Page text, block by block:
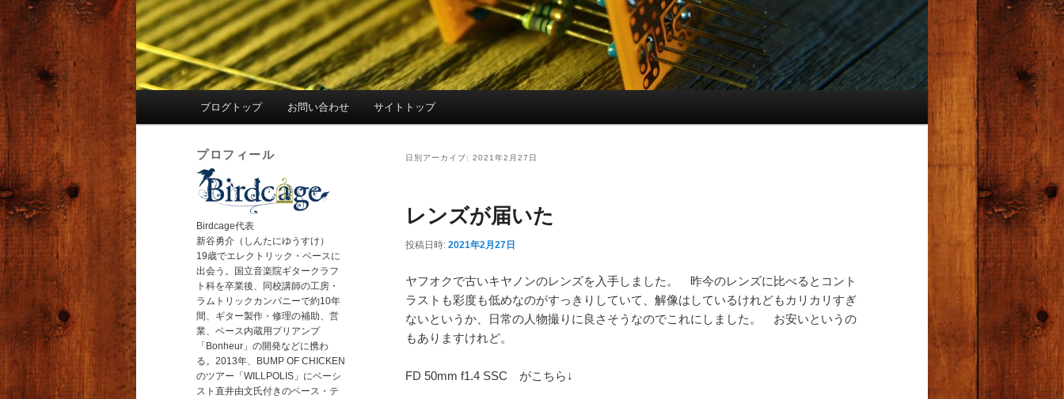
ブログトップ お問い合わせ サイトトップ
日別アーカイブ: 2021年2月27日
レンズが届いた
投稿日時: 2021年2月27日
ヤフオクで古いキヤノンのレンズを入手しました。 昨今のレンズに比べるとコント
ラストも彩度も低めなのがすっきりしていて、解像はしているけれどもカリカリすぎ
ないというか、日常の人物撮りに良さそうなのでこれにしました。 お安いというの
もありますけれど。
FD 50mm f1.4 SSC がこちら↓
プロフィール
Birdcage代表
新谷勇介（しんたにゆうすけ）
19歳でエレクトリック・ベースに
出会う。国立音楽院ギタークラフ
ト科を卒業後、同校講師の工房・
ラムトリックカンパニーで約10年
間、ギター製作・修理の補助、営
業、ベース内蔵用プリアンプ
「Bonheur」の開発などに携わ
る。2013年、BUMP OF CHICKEN
のツアー「WILLPOLIS」にベーシ
スト直井由文氏付きのベース・テ